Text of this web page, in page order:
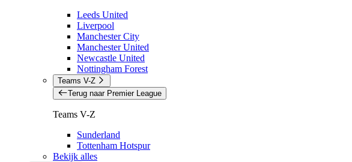
Leeds United
Liverpool
Manchester City
Manchester United
Newcastle United
Nottingham Forest
Teams V-Z
Terug naar Premier League
Teams V-Z
Sunderland
Tottenham Hotspur
Bekijk alles